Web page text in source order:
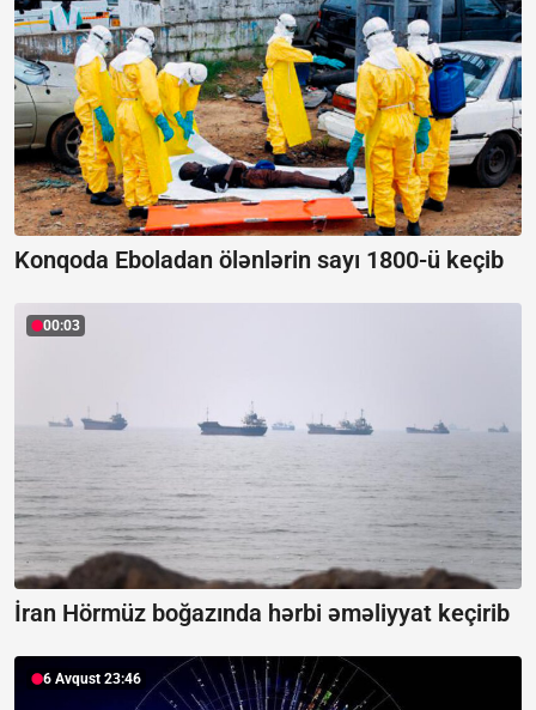
Konqoda Eboladan ölənlərin sayı 1800-ü keçib
00:03
İran Hörmüz boğazında hərbi əməliyyat keçirib
6 Avqust 23:46